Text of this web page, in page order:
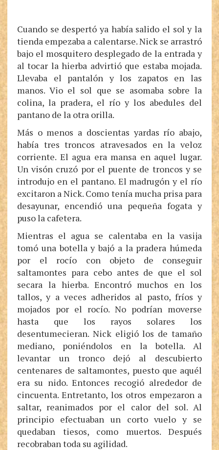
Cuando se despertó ya había salido el sol y la
tienda empezaba a calentarse. Nick se arrastró
bajo el mosquitero desplegado de la entrada y
al tocar la hierba advirtió que estaba mojada.
Llevaba el pantalón y los zapatos en las
manos. Vio el sol que se asomaba sobre la
colina, la pradera, el río y los abedules del
pantano de la otra orilla.
Más o menos a doscientas yardas río abajo,
había tres troncos atravesados en la veloz
corriente. El agua era mansa en aquel lugar.
Un visón cruzó por el puente de troncos y se
introdujo en el pantano. El madrugón y el río
excitaron a Nick. Como tenía mucha prisa para
desayunar, encendió una pequeña fogata y
puso la cafetera.
Mientras el agua se calentaba en la vasija
tomó una botella y bajó a la pradera húmeda
por el rocío con objeto de conseguir
saltamontes para cebo antes de que el sol
secara la hierba. Encontró muchos en los
tallos, y a veces adheridos al pasto, fríos y
mojados por el rocío. No podrían moverse
hasta que los rayos solares los
desentumecieran. Nick eligió los de tamaño
mediano, poniéndolos en la botella. Al
levantar un tronco dejó al descubierto
centenares de saltamontes, puesto que aquél
era su nido. Entonces recogió alrededor de
cincuenta. Entretanto, los otros empezaron a
saltar, reanimados por el calor del sol. Al
principio efectuaban un corto vuelo y se
quedaban tiesos, como muertos. Después
recobraban toda su agilidad.